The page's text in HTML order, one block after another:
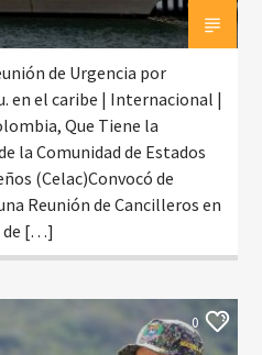
de Urgencia por
en el caribe | Internacional |
Que Tiene la
la Comunidad de Estados
(Celac)Convocó de
Reunión de Cancilleros en
de […]
0